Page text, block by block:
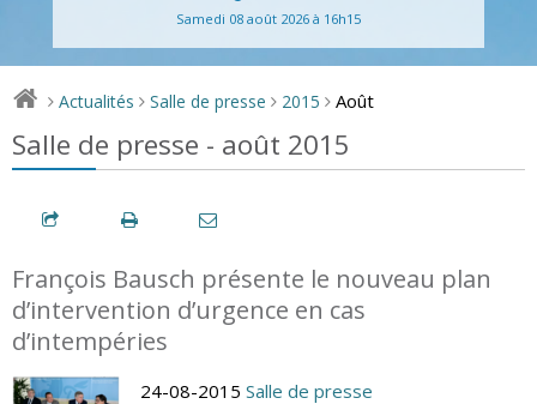
Samedi 08 août 2026 à 16h15
> Actualités > Salle de presse > 2015 > Août
Salle de presse - août 2015
François Bausch présente le nouveau plan
d’intervention d’urgence en cas
d’intempéries
24-08-2015 Salle de presse